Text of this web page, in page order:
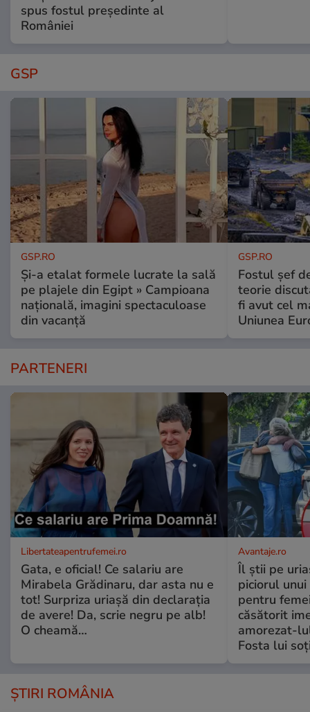
spus fostul președinte al
României
GSP
GSP.RO
Și-a etalat formele lucrate la sală
pe plajele din Egipt » Campioana
națională, imagini spectaculoase
din vacanță
GSP.RO
Fostul șef
teorie
fi avut cel
Uniunea
PARTENERI
Libertateapentrufemei.ro
Gata, e oficial! Ce salariu are
Mirabela Grădinaru, dar asta nu e
tot! Surpriza uriașă din declarația
de avere! Da, scrie negru pe alb!
O cheamă…
Avantaje.ro
Îl știi pe
piciorul
pentru
căsătorit
amorezat-
Fosta lui
ȘTIRI ROMÂNIA